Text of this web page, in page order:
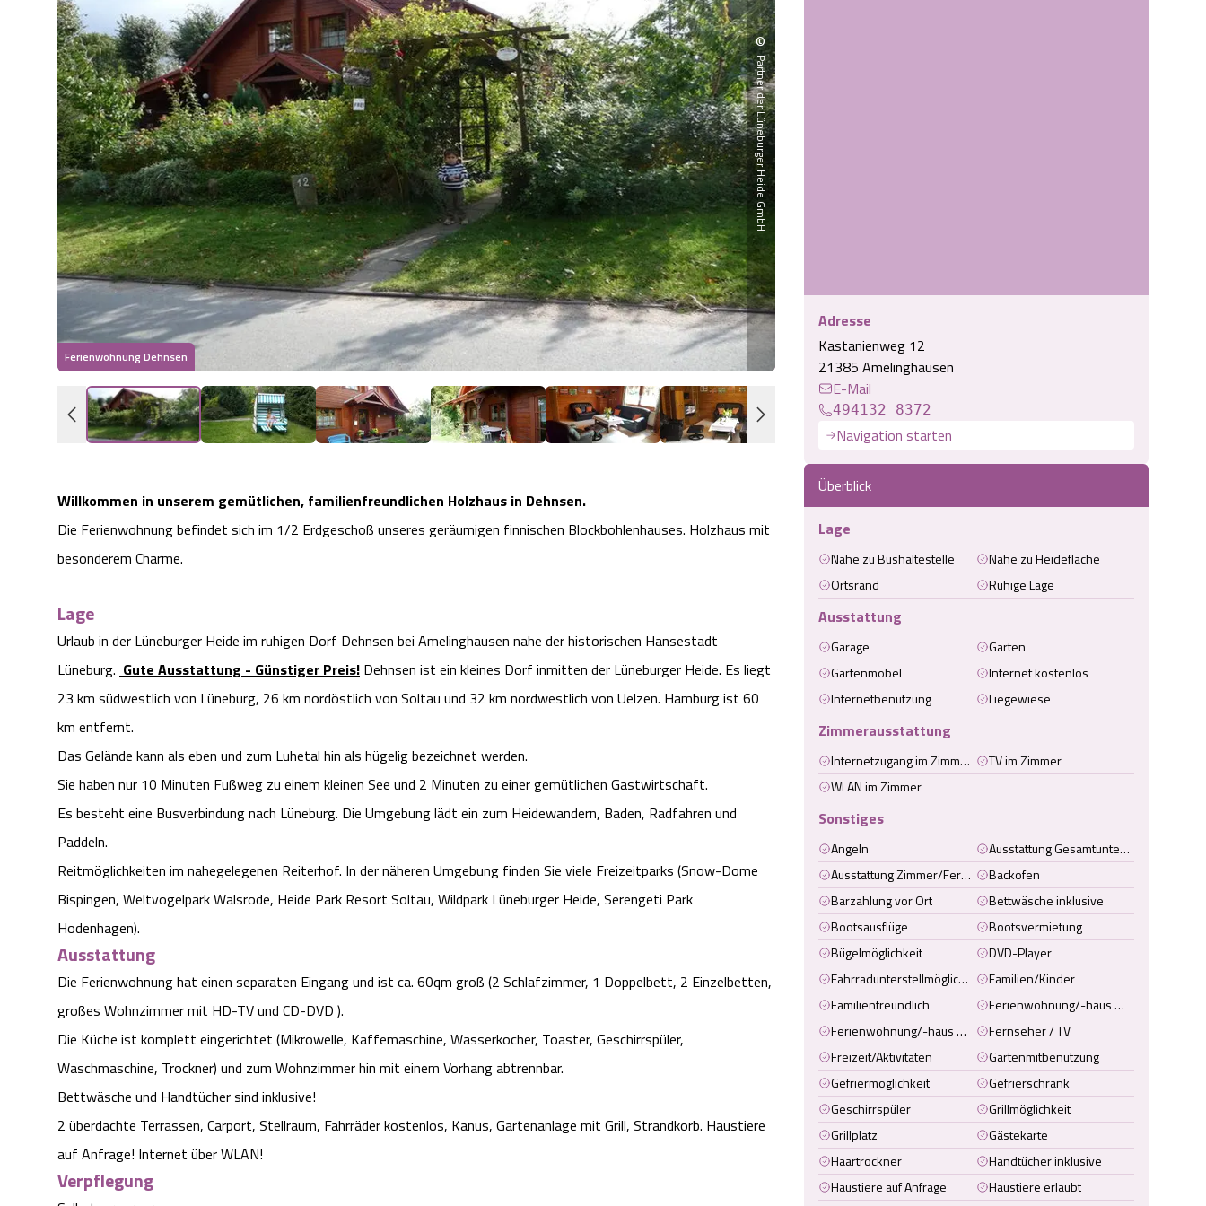
Ferienwohnung Dehnsen
©
Partner der Lüneburger Heide GmbH
strandfeeling-im-garten.jpg
Willkommen in unserem gemütlichen, familienfreundlichen Holzhaus in Dehnsen.
Die Ferienwohnung befindet sich im 1/2 Erdgeschoß unseres geräumigen finnischen Blockbohlenhauses. Holzhaus mit
besonderem Charme.
Lage
Urlaub in der Lüneburger Heide im ruhigen Dorf Dehnsen bei Amelinghausen nahe der historischen Hansestadt
Lüneburg. Gute Ausstattung - Günstiger Preis! Dehnsen ist ein kleines Dorf inmitten der Lüneburger Heide. Es liegt
23 km südwestlich von Lüneburg, 26 km nordöstlich von Soltau und 32 km nordwestlich von Uelzen. Hamburg ist 60
km entfernt.
Das Gelände kann als eben und zum Luhetal hin als hügelig bezeichnet werden.
Sie haben nur 10 Minuten Fußweg zu einem kleinen See und 2 Minuten zu einer gemütlichen Gastwirtschaft.
Es besteht eine Busverbindung nach Lüneburg. Die Umgebung lädt ein zum Heidewandern, Baden, Radfahren und
Paddeln.
Reitmöglichkeiten im nahegelegenen Reiterhof. In der näheren Umgebung finden Sie viele Freizeitparks (Snow-Dome
Bispingen, Weltvogelpark Walsrode, Heide Park Resort Soltau, Wildpark Lüneburger Heide, Serengeti Park
Hodenhagen).
Ausstattung
Die Ferienwohnung hat einen separaten Eingang und ist ca. 60qm groß (2 Schlafzimmer, 1 Doppelbett, 2 Einzelbetten,
großes Wohnzimmer mit HD-TV und CD-DVD ).
Die Küche ist komplett eingerichtet (Mikrowelle, Kaffemaschine, Wasserkocher, Toaster, Geschirrspüler,
Waschmaschine, Trockner) und zum Wohnzimmer hin mit einem Vorhang abtrennbar.
Bettwäsche und Handtücher sind inklusive!
2 überdachte Terrassen, Carport, Stellraum, Fahrräder kostenlos, Kanus, Gartenanlage mit Grill, Strandkorb. Haustiere
auf Anfrage! Internet über WLAN!
Verpflegung
Adresse
Kastanienweg 12
21385 Amelinghausen
E-Mail
494132 8372
Navigation starten
Überblick
Lage
Nähe zu Bushaltestelle
Nähe zu Heidefläche
Ortsrand
Ruhige Lage
Ausstattung
Garage
Garten
Gartenmöbel
Internet kostenlos
Internetbenutzung
Liegewiese
Zimmerausstattung
Internetzugang im Zimmer (kabelgebunden)
TV im Zimmer
WLAN im Zimmer
Sonstiges
Angeln
Ausstattung Gesamtunterkunft
Ausstattung Zimmer/Ferienwohnung/Ferienhaus
Backofen
Barzahlung vor Ort
Bettwäsche inklusive
Bootsausflüge
Bootsvermietung
Bügelmöglichkeit
DVD-Player
Fahrradunterstellmöglichkeit
Familien/Kinder
Familienfreundlich
Ferienwohnung/-haus mit Terrasse
Ferienwohnung/-haus mit WC und Dusche
Fernseher / TV
Freizeit/Aktivitäten
Gartenmitbenutzung
Gefriermöglichkeit
Gefrierschrank
Geschirrspüler
Grillmöglichkeit
Grillplatz
Gästekarte
Haartrockner
Handtücher inklusive
Haustiere auf Anfrage
Haustiere erlaubt